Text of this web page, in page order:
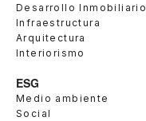
Desarrollo Inmobiliario
Infraestructura
Arquitectura
Interiorismo
ESG
Medio ambiente
Social